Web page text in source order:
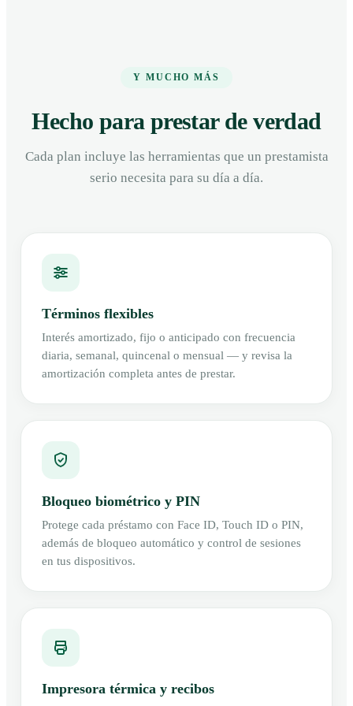
Y MUCHO MÁS
Hecho para prestar de verdad
Cada plan incluye las herramientas que un prestamista
serio necesita para su día a día.
Términos flexibles
Interés amortizado, fijo o anticipado con frecuencia
diaria, semanal, quincenal o mensual — y revisa la
amortización completa antes de prestar.
Bloqueo biométrico y PIN
Protege cada préstamo con Face ID, Touch ID o PIN,
además de bloqueo automático y control de sesiones
en tus dispositivos.
Impresora térmica y recibos